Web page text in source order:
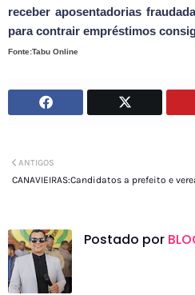
receber aposentadorias
para contrair empréstimos
Fonte:Tabu Online
ANTIGOS
CANAVIEIRAS:Candidatos a prefeito e
Postado por